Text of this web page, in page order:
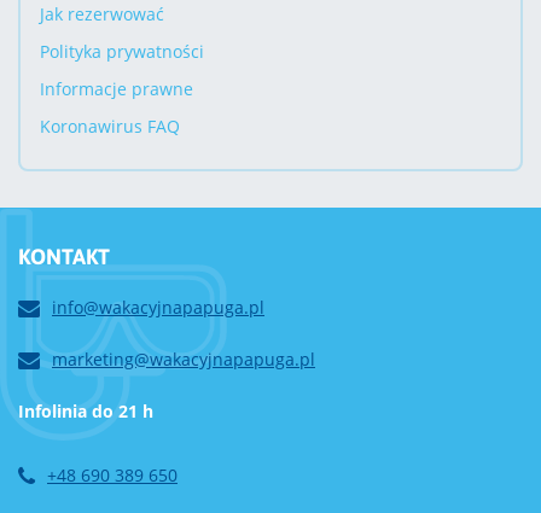
Jak rezerwować
Polityka prywatności
Informacje prawne
Koronawirus FAQ
KONTAKT
info@wakacyjnapapuga.pl
marketing@wakacyjnapapuga.pl
Infolinia do 21 h
+48 690 389 650